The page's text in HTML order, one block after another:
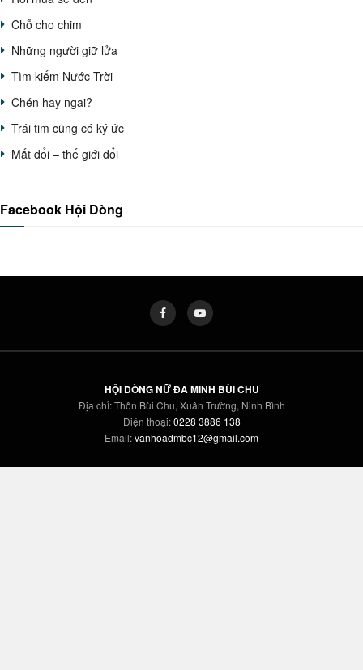
Chỗ cho chim
Những người giữ lửa
Tìm kiếm Nước Trời
Chén hay ngai?
Trái tim cũng có ký ức
Mắt đổi – thế giới đổi
Facebook Hội Dòng
HỘI DÒNG NỮ ĐA MINH BÙI CHU
Địa chỉ: Thôn Bùi Chu, Xuân Trường, Ninh Bình
Điện thoại:0228 3886 138
Email:vanhoadmbc12@gmail.com